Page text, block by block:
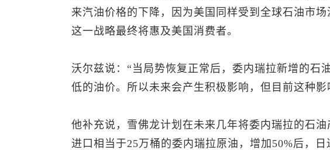
来汽油价格的下降，因为美国同样受到全球石油市
这一战略最终将惠及美国消费者。
沃尔兹说：“当局势恢复正常后，委内瑞拉新增的石
低的油价。所以未来会产生积极影响，但目前这种影
他补充说，雪佛龙计划在未来几年将委内瑞拉的石
进口相当于25万桶的委内瑞拉原油，增加50%后，日